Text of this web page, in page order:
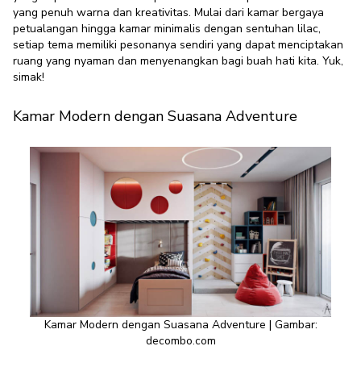
yang penuh warna dan kreativitas. Mulai dari kamar bergaya
petualangan hingga kamar minimalis dengan sentuhan lilac,
setiap tema memiliki pesonanya sendiri yang dapat menciptakan
ruang yang nyaman dan menyenangkan bagi buah hati kita. Yuk,
simak!
Kamar Modern dengan Suasana Adventure
Kamar Modern dengan Suasana Adventure | Gambar:
decombo.com